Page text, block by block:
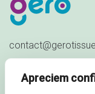
Apreciem
Str. Al. Ioan Cuza